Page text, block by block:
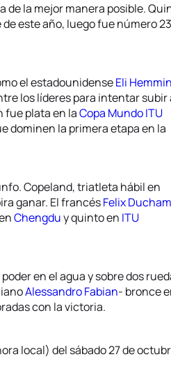
de la mejor manera posible.
este año, luego fue número
el estadounidenseEli
los líderes para intentar subir
fue plata en laCopa Mundo ITU
dominen la primera etapa en la
Copeland, triatleta hábil en
ganar. El francésFelix
Chengduy quinto en ITU
en el agua y sobre dos
Alessandro Fabian- bronce
con la victoria.
local) del sábado 27 de